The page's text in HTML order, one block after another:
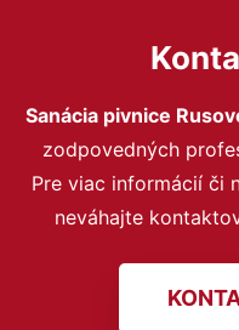
Sanácia pivnice
zodpovedných
Pre viac informácií či
neváhajte